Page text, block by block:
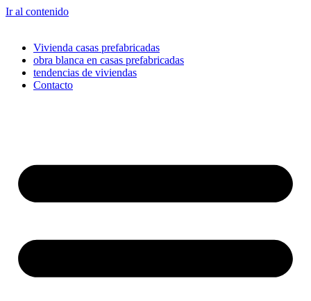
Ir al contenido
Vivienda casas prefabricadas
obra blanca en casas prefabricadas
tendencias de viviendas
Contacto